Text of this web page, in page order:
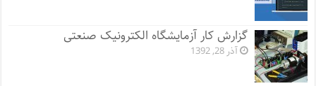
گزارش کار آزمایشگاه الکترونیک صنعتی
آذر 28, 1392